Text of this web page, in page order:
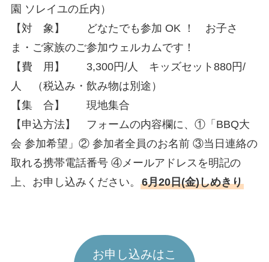
園 ソレイユの丘内）
【対 象】 どなたでも参加 OK ！ お子さ
ま・ご家族のご参加ウェルカムです！
【費 用】 3,300円/人 キッズセット880円/
人 （税込み・飲み物は別途）
【集 合】 現地集合
【申込方法】 フォームの内容欄に、①「BBQ大
会 参加希望」② 参加者全員のお名前 ③当日連絡の
取れる携帯電話番号 ④メールアドレスを明記の
上、お申し込みください。 6月20日(金)しめきり
お申し込みはこ